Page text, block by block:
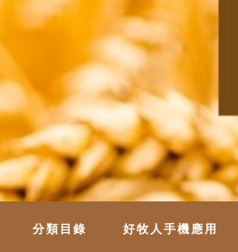
分類目錄 好牧人手機應用